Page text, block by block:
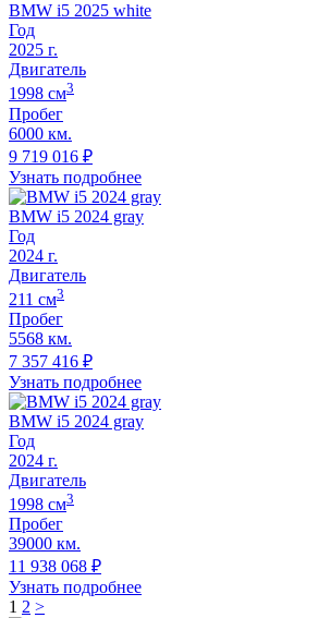
BMW i5 2025 white
Год
2025 г.
Двигатель
1998 cм3
Пробег
6000 км.
9 719 016 ₽
Узнать подробнее
BMW i5 2024 gray
Год
2024 г.
Двигатель
211 cм3
Пробег
5568 км.
7 357 416 ₽
Узнать подробнее
BMW i5 2024 gray
Год
2024 г.
Двигатель
1998 cм3
Пробег
39000 км.
11 938 068 ₽
Узнать подробнее
1 2 >